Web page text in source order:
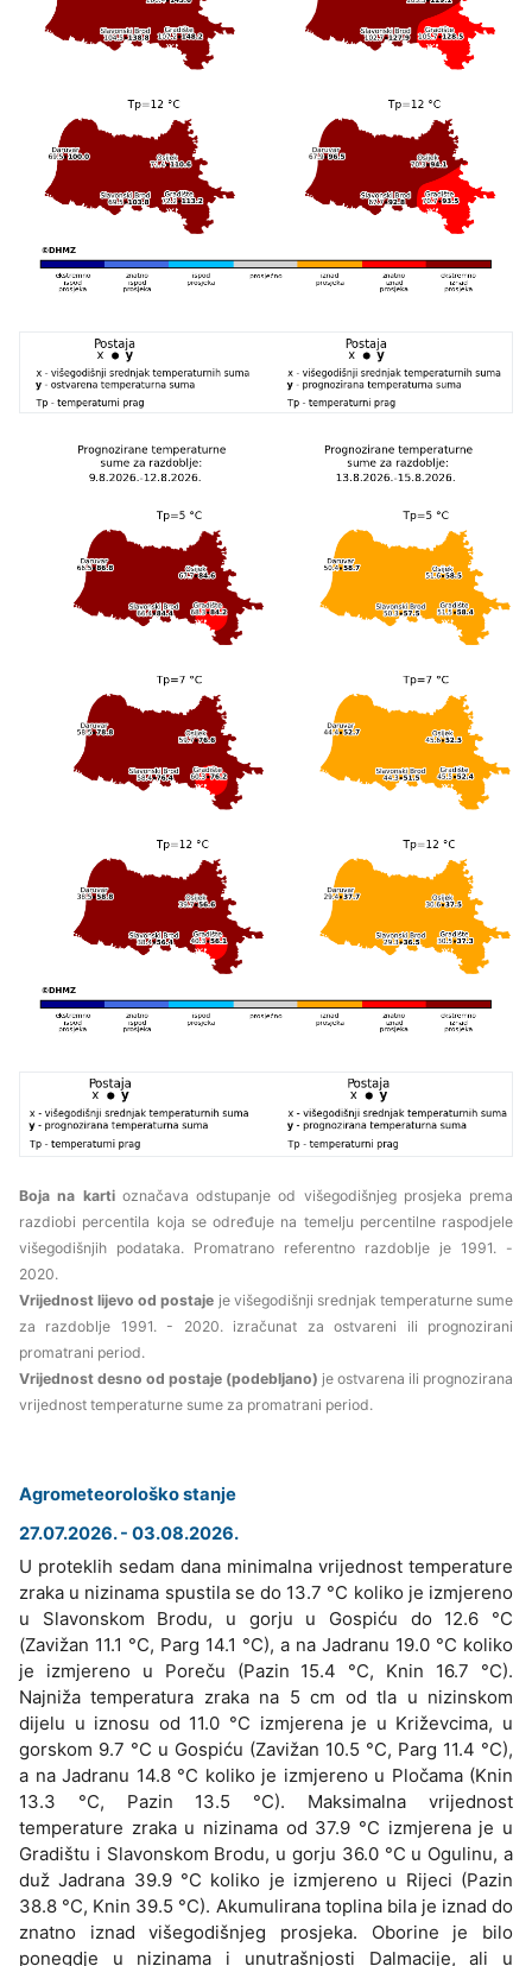
Boja na kartioznačava odstupanje od višegodišnjeg prosjeka prema
razdiobi percentila koja se određuje na temelju percentilne raspodjele
višegodišnjih podataka. Promatrano referentno razdoblje je 1991. -
2020.
Vrijednost lijevo od postaje je višegodišnji srednjak temperaturne sume
za razdoblje 1991. - 2020. izračunat za ostvareni ili prognozirani
promatrani period.
Vrijednost desno od postaje (podebljano) je ostvarena ili prognozirana
vrijednost temperaturne sume za promatrani period.
Agrometeorološko stanje
27.07.2026. - 03.08.2026.
U proteklih sedam dana minimalna vrijednost temperature
zraka u nizinama spustila se do 13.7 °C koliko je izmjereno
u Slavonskom Brodu, u gorju u Gospiću do 12.6 °C
(Zavižan 11.1 °C, Parg 14.1 °C), a na Jadranu 19.0 °C koliko
je izmjereno u Poreču (Pazin 15.4 °C, Knin 16.7 °C).
Najniža temperatura zraka na 5 cm od tla u nizinskom
dijelu u iznosu od 11.0 °C izmjerena je u Križevcima, u
gorskom 9.7 °C u Gospiću (Zavižan 10.5 °C, Parg 11.4 °C),
a na Jadranu 14.8 °C koliko je izmjereno u Pločama (Knin
13.3 °C, Pazin 13.5 °C). Maksimalna vrijednost
temperature zraka u nizinama od 37.9 °C izmjerena je u
Gradištu i Slavonskom Brodu, u gorju 36.0 °C u Ogulinu, a
duž Jadrana 39.9 °C koliko je izmjereno u Rijeci (Pazin
38.8 °C, Knin 39.5 °C). Akumulirana toplina bila je iznad do
znatno iznad višegodišnjeg prosjeka. Oborine je bilo
ponegdje u nizinama i unutrašnjosti Dalmacije, ali u